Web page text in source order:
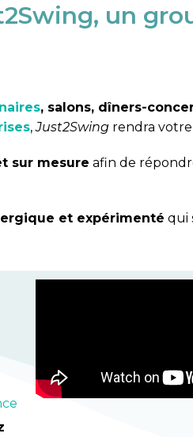
un
, salons, dîners-
,Just2Swing rendra
sur mesure afin de
et expérimenté qui